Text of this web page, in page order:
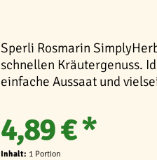
Sperli Rosmarin
schnellen Kräutergenuss.
einfache Aussaat und
4,89 € *
Inhalt: 1 Portion